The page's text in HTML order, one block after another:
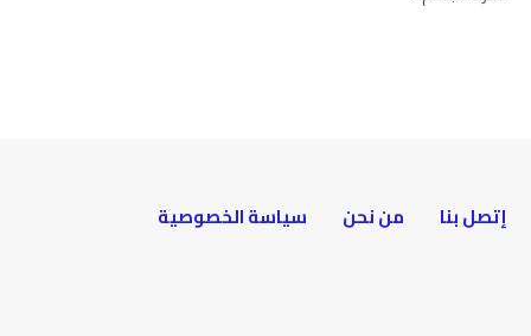
إتصل بنا من نحن سياسة الخصوصية